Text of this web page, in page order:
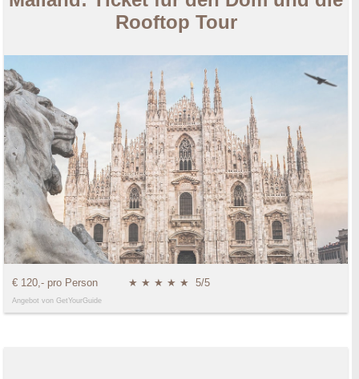
Rooftop Tour
€ 120,- pro Person ★ ★ ★ ★ ★ 5/5
Angebot von GetYourGuide